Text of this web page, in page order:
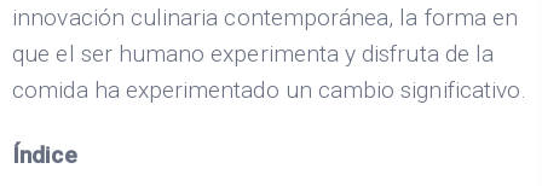
innovación culinaria contemporánea, la forma en
que el ser humano experimenta y disfruta de la
comida ha experimentado un cambio significativo.
Índice